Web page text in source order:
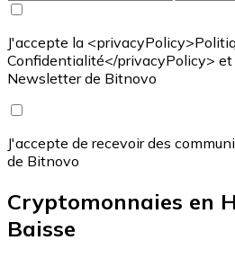
J'accepte la
Confidentialité</privacyPolicy> et
Newsletter de Bitnovo
J'accepte de recevoir des
de Bitnovo
Cryptomonnaies en
Baisse